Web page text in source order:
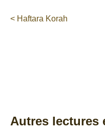
< Haftara Korah
Autres lectures